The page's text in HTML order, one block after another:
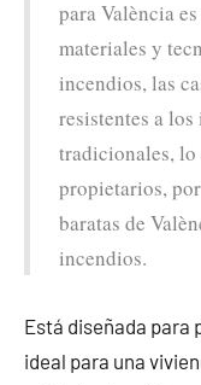
para València
materiales y
incendios, las
resistentes a
tradicionales, lo
propietarios,
baratas de
incendios.
Está diseñada para
ideal para una